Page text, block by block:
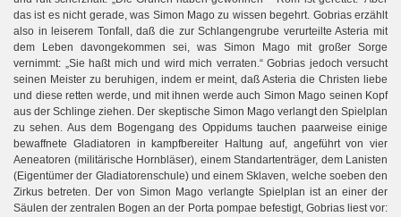
das ist es nicht gerade, was Simon Mago zu wissen begehrt. Gobrias erzählt
also in leiserem Tonfall, daß die zur Schlangengrube verurteilte Asteria mit
dem Leben davongekommen sei, was Simon Mago mit großer Sorge
vernimmt: „Sie haßt mich und wird mich verraten.“ Gobrias jedoch versucht
seinen Meister zu beruhigen, indem er meint, daß Asteria die Christen liebe
und diese retten werde, und mit ihnen werde auch Simon Mago seinen Kopf
aus der Schlinge ziehen. Der skeptische Simon Mago verlangt den Spielplan
zu sehen. Aus dem Bogengang des Oppidums tauchen paarweise einige
bewaffnete Gladiatoren in kampfbereiter Haltung auf, angeführt von vier
Aeneatoren (militärische Hornbläser), einem Standartenträger, dem Lanisten
(Eigentümer der Gladiatorenschule) und einem Sklaven, welche soeben den
Zirkus betreten. Der von Simon Mago verlangte Spielplan ist an einer der
Säulen der zentralen Bogen an der Porta pompae befestigt, Gobrias liest vor: